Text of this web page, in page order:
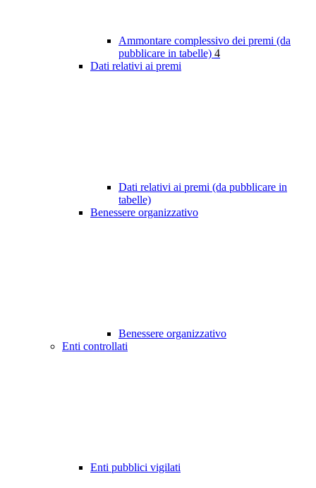
Ammontare complessivo dei premi (da
pubblicare in tabelle) 4
Dati relativi ai premi
Dati relativi ai premi (da pubblicare in
tabelle)
Benessere organizzativo
Benessere organizzativo
Enti controllati
Enti pubblici vigilati